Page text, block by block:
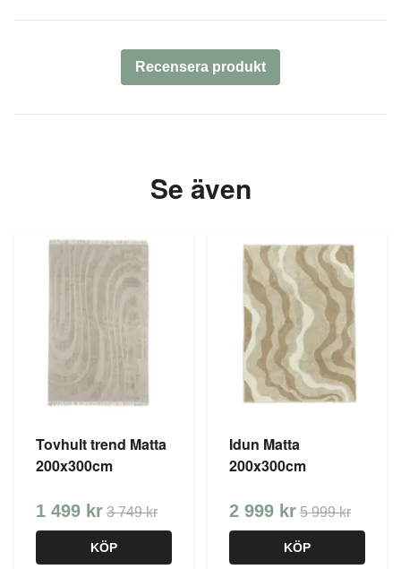
Recensera produkt
Se även
Tovhult trend Matta
200x300cm
1 499 kr 3 749 kr
KÖP
Idun Matta
200x300cm
2 999 kr 5 999 kr
KÖP